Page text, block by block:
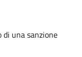
di una sanzione